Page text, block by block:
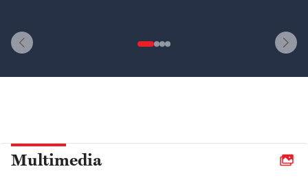
Multimedia